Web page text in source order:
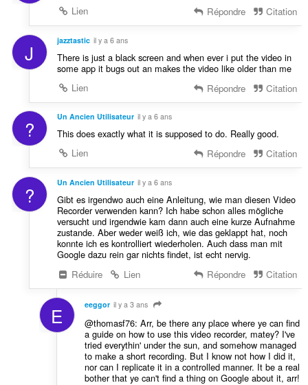
Lien
Répondre Citation
J jazztastic il y a 6 ans
There is just a black screen and when ever i put the video in
some app it bugs out an makes the video like older than me
Lien
Répondre Citation
? Un Ancien Utilisateur il y a 6 ans
This does exactly what it is supposed to do. Really good.
Lien
Répondre Citation
? Un Ancien Utilisateur il y a 6 ans
Gibt es irgendwo auch eine Anleitung, wie man diesen Video
Recorder verwenden kann? Ich habe schon alles mögliche
versucht und irgendwie kam dann auch eine kurze Aufnahme
zustande. Aber weder weiß ich, wie das geklappt hat, noch
konnte ich es kontrolliert wiederholen. Auch dass man mit
Google dazu rein gar nichts findet, ist echt nervig.
Réduire
Lien Répondre Citation
E eeggor il y a 3 ans
@thomasf76: Arr, be there any place where ye can find
a guide on how to use this video recorder, matey? I've
tried everythin' under the sun, and somehow managed
to make a short recording. But I know not how I did it,
nor can I replicate it in a controlled manner. It be a real
bother that ye can't find a thing on Google about it, arr!